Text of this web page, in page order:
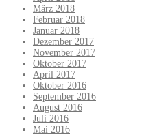
März 2018
Februar 2018
Januar 2018
Dezember 2017
November 2017
Oktober 2017
April 2017
Oktober 2016
September 2016
August 2016
Juli 2016
Mai 2016